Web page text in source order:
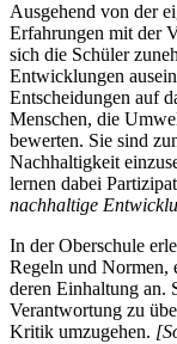
Ausgehend von der
Erfahrungen mit der
sich die Schüler
Entwicklungen
Entscheidungen auf
Menschen, die
bewerten. Sie sind
Nachhaltigkeit
lernen dabei
nachhaltige
In der Oberschule
Regeln und Normen,
deren Einhaltung an.
Verantwortung zu
Kritik umzugehen.